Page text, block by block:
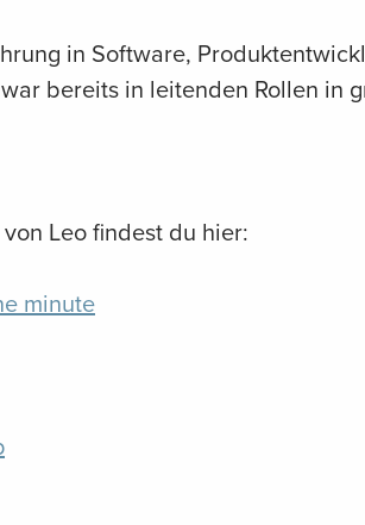
in Software,
bereits in leitenden Rollen in
Leo findest du hier:
minute